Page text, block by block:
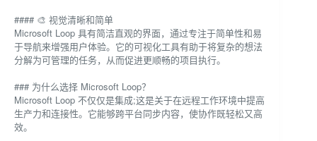
#### 🎨 视觉清晰和简单
Microsoft Loop 具有简洁直观的界面，通过专注于简单性和易
于导航来增强用户体验。它的可视化工具有助于将复杂的想法
分解为可管理的任务，从而促进更顺畅的项目执行。
### 为什么选择 Microsoft Loop？
Microsoft Loop 不仅仅是集成;这是关于在远程工作环境中提高
生产力和连接性。它能够跨平台同步内容，使协作既轻松又高
效。